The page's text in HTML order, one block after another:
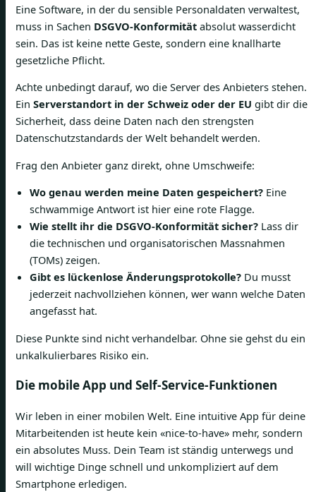
Eine Software, in der du sensible Personaldaten verwaltest,
muss in Sachen DSGVO-Konformität absolut wasserdicht
sein. Das ist keine nette Geste, sondern eine knallharte
gesetzliche Pflicht.
Achte unbedingt darauf, wo die Server des Anbieters stehen.
Ein Serverstandort in der Schweiz oder der EU gibt dir die
Sicherheit, dass deine Daten nach den strengsten
Datenschutzstandards der Welt behandelt werden.
Frag den Anbieter ganz direkt, ohne Umschweife:
Wo genau werden meine Daten gespeichert? Eine
schwammige Antwort ist hier eine rote Flagge.
Wie stellt ihr die DSGVO-Konformität sicher? Lass dir
die technischen und organisatorischen Massnahmen
(TOMs) zeigen.
Gibt es lückenlose Änderungsprotokolle? Du musst
jederzeit nachvollziehen können, wer wann welche Daten
angefasst hat.
Diese Punkte sind nicht verhandelbar. Ohne sie gehst du ein
unkalkulierbares Risiko ein.
Die mobile App und Self-Service-Funktionen
Wir leben in einer mobilen Welt. Eine intuitive App für deine
Mitarbeitenden ist heute kein «nice-to-have» mehr, sondern
ein absolutes Muss. Dein Team ist ständig unterwegs und
will wichtige Dinge schnell und unkompliziert auf dem
Smartphone erledigen.